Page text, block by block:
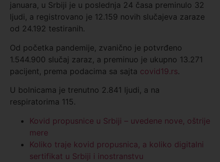
januara, u Srbiji je u poslednja 24 časa preminulo 32
ljudi, a registrovano je 12.159 novih slučajeva zaraze
od 24.192 testiranih.
Od početka pandemije, zvanično je potvrđeno
1.544.900 slučaj zaraz, a preminuo je ukupno 13.271
pacijent, prema podacima sa sajta covid19.rs.
U bolnicama je trenutno 2.841 ljudi, a na
respiratorima 115.
Kovid propusnice u Srbiji – uvedene nove, oštrije
mere
Koliko traje kovid propusnica, a koliko digitalni
sertifikat u Srbiji i inostranstvu